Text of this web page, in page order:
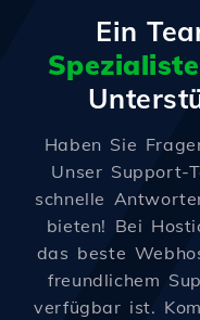
Ein
Haben Sie
Unser Support-
schnelle
bieten! Bei
das beste
freundlichem
verfügbar ist.